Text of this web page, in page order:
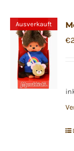
Ausverkauft
€